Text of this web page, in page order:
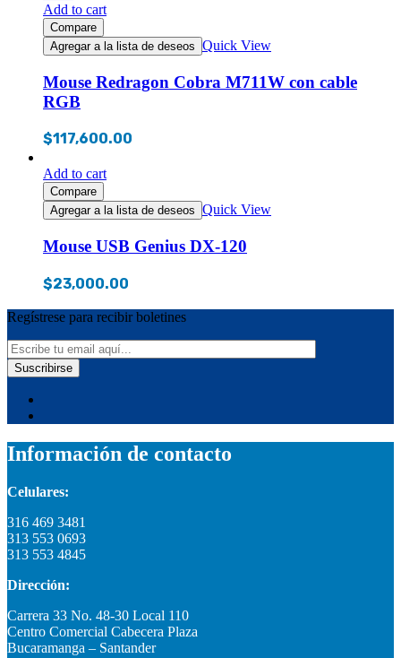
Add to cart
Compare
Agregar a la lista de deseos Quick View
Mouse Redragon Cobra M711W con cable
RGB
$117,600.00
Add to cart
Compare
Agregar a la lista de deseos Quick View
Mouse USB Genius DX-120
$23,000.00
Regístrese para recibir boletines
Información de contacto
Celulares:
316 469 3481
313 553 0693
313 553 4845
Dirección:
Carrera 33 No. 48-30 Local 110
Centro Comercial Cabecera Plaza
Bucaramanga – Santander